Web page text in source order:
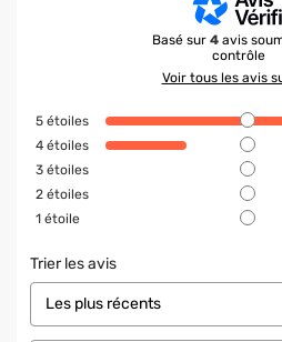
Basé sur 4 avis
contrôle
Voir tous les avis
5 étoiles
4 étoiles
3 étoiles
2 étoiles
1 étoile
Trier les avis